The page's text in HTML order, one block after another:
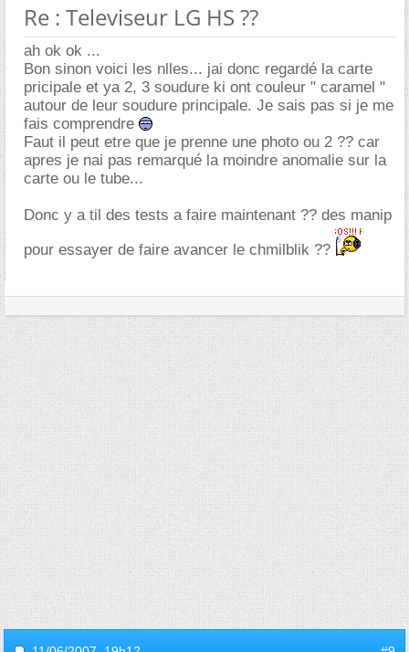
Re : Televiseur LG HS ??
ah ok ok ...
Bon sinon voici les nlles... jai donc regardé la carte
pricipale et ya 2, 3 soudure ki ont couleur " caramel "
autour de leur soudure principale. Je sais pas si je me
fais comprendre
Faut il peut etre que je prenne une photo ou 2 ?? car
apres je nai pas remarqué la moindre anomalie sur la
carte ou le tube...
Donc y a til des tests a faire maintenant ?? des manip
pour essayer de faire avancer le chmilblik ??